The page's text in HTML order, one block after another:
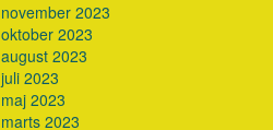
november 2023
oktober 2023
august 2023
juli 2023
maj 2023
marts 2023